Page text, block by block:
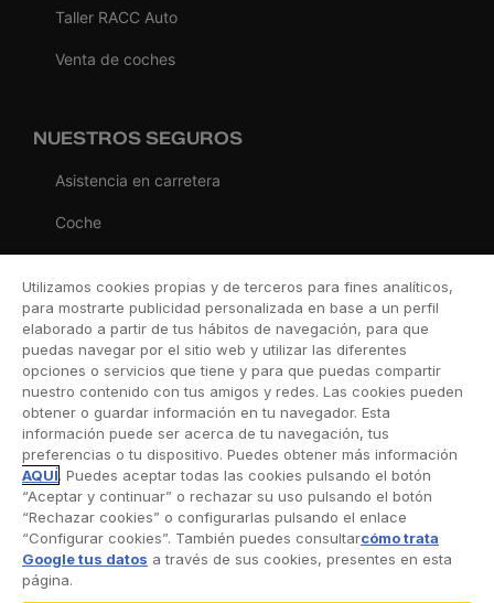
Taller RACC Auto
Venta de coches
NUESTROS SEGUROS
Asistencia en carretera
Coche
Viaje
Hogar
Vida
Decesos
Dental
Deportivo
Esquí
Utilizamos cookies propias y de terceros para fines analíticos,
para mostrarte publicidad personalizada en base a un perfil
elaborado a partir de tus hábitos de navegación, para que
puedas navegar por el sitio web y utilizar las diferentes
opciones o servicios que tiene y para que puedas compartir
nuestro contenido con tus amigos y redes. Las cookies pueden
obtener o guardar información en tu navegador. Esta
información puede ser acerca de tu navegación, tus
preferencias o tu dispositivo. Puedes obtener más información
AQUÍ. Puedes aceptar todas las cookies pulsando el botón
“Aceptar y continuar” o rechazar su uso pulsando el botón
“Rechazar cookies” o configurarlas pulsando el enlace
“Configurar cookies”. También puedes consultarcómo trata
Google tus datos a través de sus cookies, presentes en esta
página.